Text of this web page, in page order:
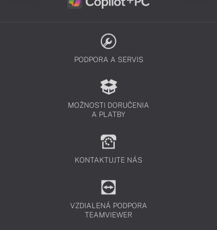
PODPORA A SERVIS
MOŽNOSTI DORUČENIA
A PLATBY
KONTAKTUJTE NÁS
VZDIALENÁ PODPORA
TEAMVIEWER